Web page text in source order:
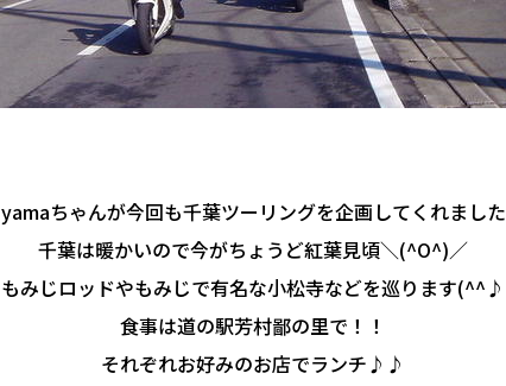
yamaちゃんが今回も千葉ツーリングを企画してくれました
千葉は暖かいので今がちょうど紅葉見頃＼(^O^)／
もみじロッドやもみじで有名な小松寺などを巡ります(^^♪
食事は道の駅芳村鄙の里で！！
それぞれお好みのお店でランチ♪♪